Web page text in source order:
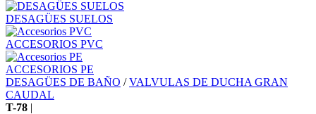
DESAGÜES SUELOS
ACCESORIOS PVC
ACCESORIOS PE
DESAGÜES DE BAÑO /VALVULAS DE DUCHA GRAN
CAUDAL
T-78 |